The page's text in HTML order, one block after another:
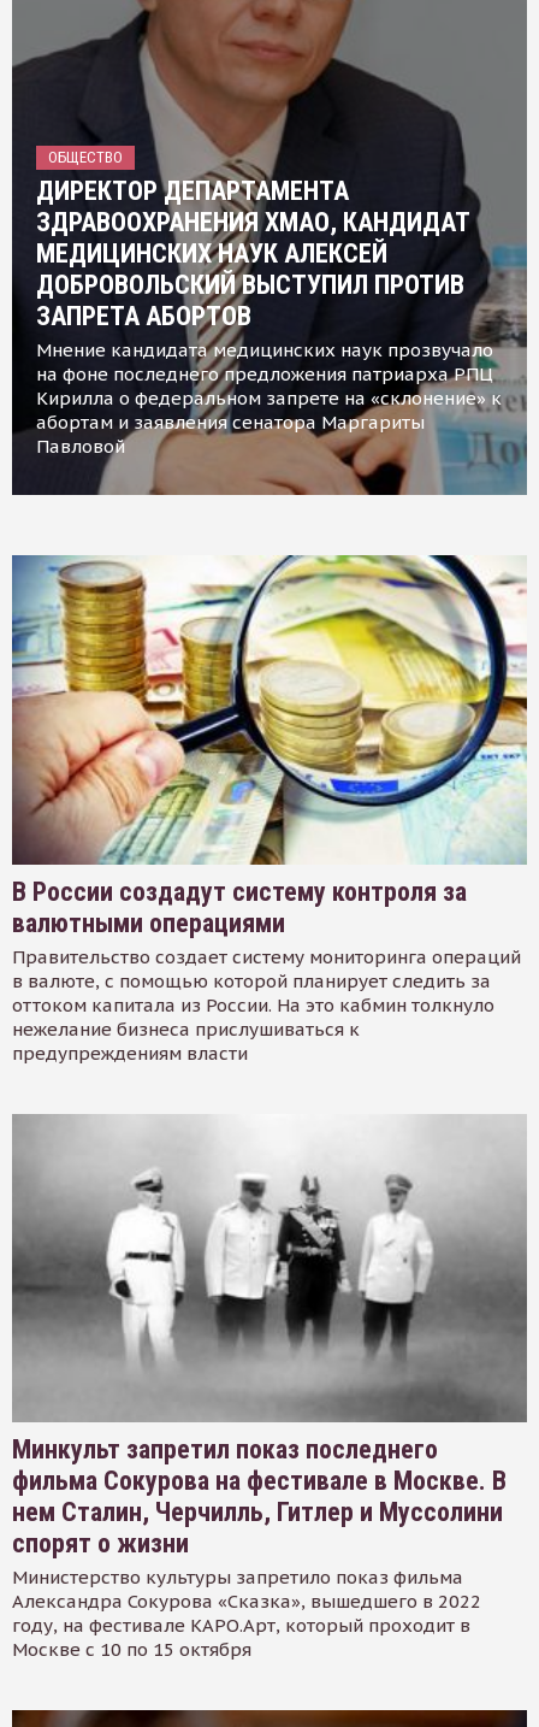
ОБЩЕСТВО
ДИРЕКТОР ДЕПАРТАМЕНТА
ЗДРАВООХРАНЕНИЯ ХМАО, КАНДИДАТ
МЕДИЦИНСКИХ НАУК АЛЕКСЕЙ
ДОБРОВОЛЬСКИЙ ВЫСТУПИЛ ПРОТИВ
ЗАПРЕТА АБОРТОВ
Мнение кандидата медицинских наук прозвучало
на фоне последнего предложения патриарха РПЦ
Кирилла о федеральном запрете на «склонение» к
абортам и заявления сенатора Маргариты
Павловой
В России создадут систему контроля за
валютными операциями
Правительство создает систему мониторинга операций
в валюте, с помощью которой планирует следить за
оттоком капитала из России. На это кабмин толкнуло
нежелание бизнеса прислушиваться к
предупреждениям власти
Минкульт запретил показ последнего
фильма Сокурова на фестивале в Москве. В
нем Сталин, Черчилль, Гитлер и Муссолини
спорят о жизни
Министерство культуры запретило показ фильма
Александра Сокурова «Сказка», вышедшего в 2022
году, на фестивале КАРО.Арт, который проходит в
Москве с 10 по 15 октября